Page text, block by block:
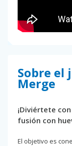
Sobre el
Merge
¡Diviértete
fusión con
El objetivo es